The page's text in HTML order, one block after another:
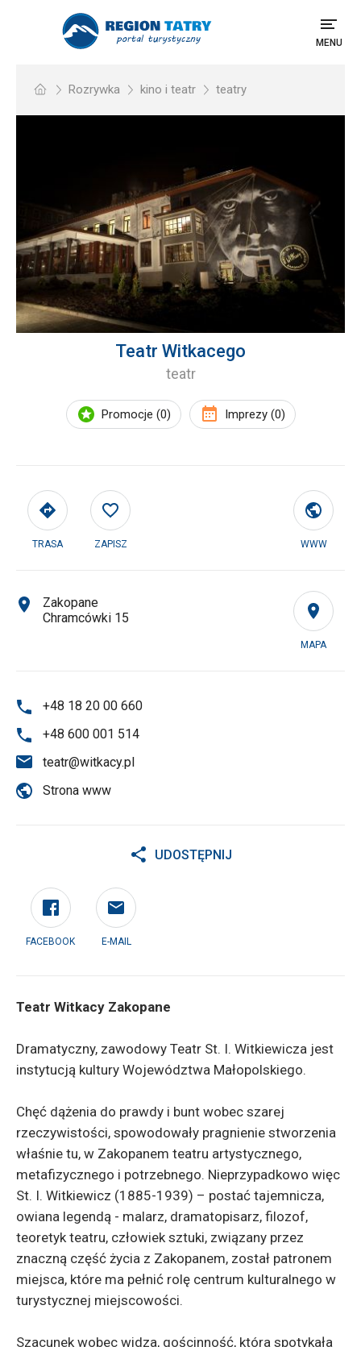
MENU
Rozrywka kino i teatr teatry
Teatr Witkacego
teatr
Promocje (0) Imprezy (0)
TRASA ZAPISZ WWW
MAPA
Zakopane
Chramcówki 15
+48 18 20 00 660
+48 600 001 514
teatr@witkacy.pl
Strona www
UDOSTĘPNIJ
FACEBOOK E-MAIL
Teatr Witkacy Zakopane
Dramatyczny, zawodowy Teatr St. I. Witkiewicza jest
instytucją kultury Województwa Małopolskiego.
Chęć dążenia do prawdy i bunt wobec szarej
rzeczywistości, spowodowały pragnienie stworzenia
właśnie tu, w Zakopanem teatru artystycznego,
metafizycznego i potrzebnego. Nieprzypadkowo więc
St. I. Witkiewicz (1885-1939) – postać tajemnicza,
owiana legendą - malarz, dramatopisarz, filozof,
teoretyk teatru, człowiek sztuki, związany przez
znaczną część życia z Zakopanem, został patronem
miejsca, które ma pełnić rolę centrum kulturalnego w
turystycznej miejscowości.
Szacunek wobec widza, gościnność, która spotykała